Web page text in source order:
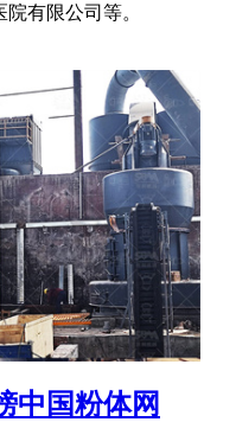
有限公司等。
中国粉体网